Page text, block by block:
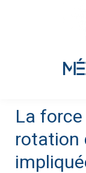
La
rotation